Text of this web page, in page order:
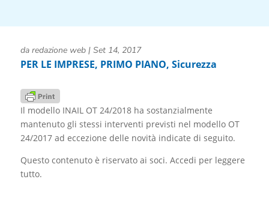
da redazione web| Set 14, 2017
PER LE IMPRESE, PRIMO PIANO, Sicurezza
Il modello INAIL OT 24/2018 ha sostanzialmente
mantenuto gli stessi interventi previsti nel modello OT
24/2017 ad eccezione delle novità indicate di seguito.
Questo contenuto è riservato ai soci. Accedi per leggere
tutto.